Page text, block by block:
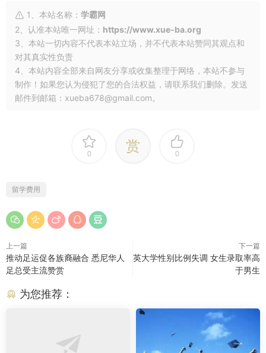
1、本站名称： 学霸网
2、认准本站唯一网址： https://www.xue-ba.org
3、本站一切内容不代表本站立场，并不代表本站赞同其观点和
对其真实性负责
4、本站内容全部来自网友分享或收集整理于网络，本站不参与
制作！如果您认为侵犯了您的合法权益，请联系我们删除。发送
邮件到邮箱：xueba678@gmail.com。
0 赏 0
留学费用
上一篇
推动足运促各族裔融合 悉尼华人
足总受主流赞赏
下一篇
英大学性别比例失调 女生录取率高
于男生
为您推荐：